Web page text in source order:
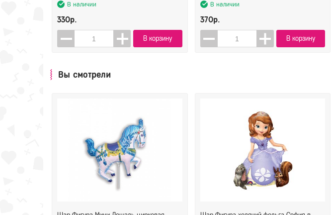
В наличии
330р.
В корзину
В наличии
370р.
В корзину
Вы смотрели